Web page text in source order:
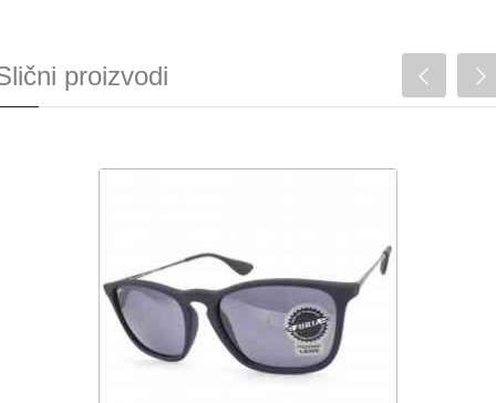
proizvodi
Unisex model
Linija: Furia Street view
Okvir: Grilamid TR-90
Leće: Trivex Polarizirane
Zatamnjenje: 85%